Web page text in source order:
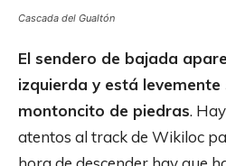
Cascada del Gualtón
El sendero de bajada
izquierda y está levemente
montoncito de piedras.
atentos al track de Wikiloc